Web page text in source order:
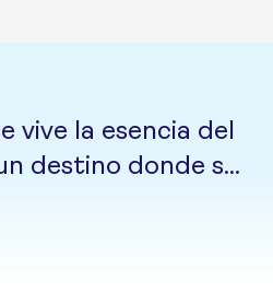
vive la esencia del
destino donde se
europea y las